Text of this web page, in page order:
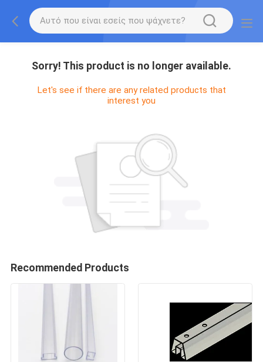
Sorry! This product is no longer available.
Let's see if there are any related products that
interest you
Recommended Products